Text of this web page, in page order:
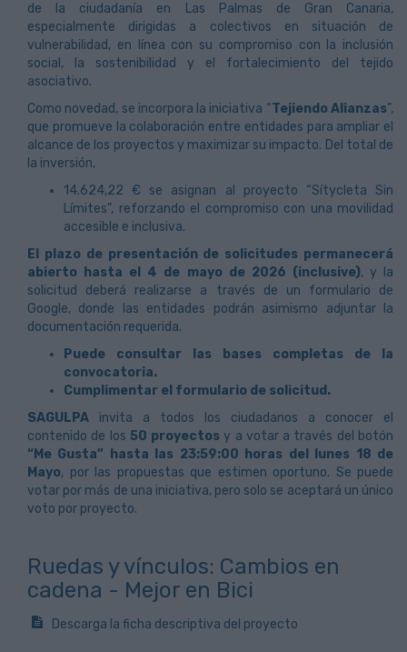
de la ciudadanía en Las Palmas de Gran Canaria,
especialmente dirigidas a colectivos en situación de
vulnerabilidad, en línea con su compromiso con la inclusión
social, la sostenibilidad y el fortalecimiento del tejido
asociativo.
Como novedad, se incorpora la iniciativa “Tejiendo Alianzas”,
que promueve la colaboración entre entidades para ampliar el
alcance de los proyectos y maximizar su impacto. Del total de
la inversión,
14.624,22 € se asignan al proyecto “Sítycleta Sin
Límites”, reforzando el compromiso con una movilidad
accesible e inclusiva.
El plazo de presentación de solicitudes permanecerá
abierto hasta el 4 de mayo de 2026 (inclusive), y la
solicitud deberá realizarse a través de un formulario de
Google, donde las entidades podrán asimismo adjuntar la
documentación requerida.
Puede consultar las bases completas de la
convocatoria.
Cumplimentar el formulario de solicitud.
SAGULPA invita a todos los ciudadanos a conocer el
contenido de los 50 proyectos y a votar a través del botón
“Me Gusta” hasta las 23:59:00 horas del lunes 18 de
Mayo, por las propuestas que estimen oportuno. Se puede
votar por más de una iniciativa, pero solo se aceptará un único
voto por proyecto.
Ruedas y vínculos: Cambios en
cadena - Mejor en Bici
Descarga la ficha descriptiva del proyecto